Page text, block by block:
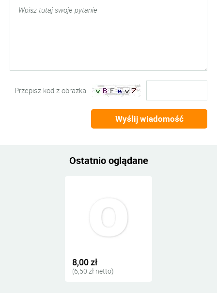
Przepisz kod z obrazka
Wyślij wiadomość
Ostatnio oglądane
8,00 zł
(6,50 zł netto)